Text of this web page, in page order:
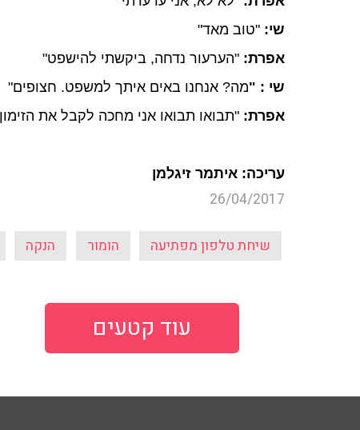
שי: "טוב מאד"
אפרת: "הערעור נדחה, ביקשתי להישפט"
שי : "מה? אנחנו באים איתך למשפט. חצופים"
אפרת: "תבואו תבואו אני מחכה לקבל את
עריכה: איתמר זיגלמן
26/04/2017
שיחת טלפון מפתיעה הומור הנקה
עוד קטעים